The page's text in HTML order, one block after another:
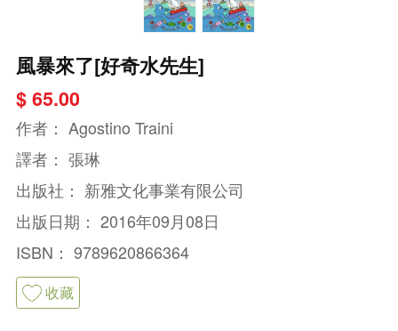
風暴來了[好奇水先生]
$ 65.00
作者： Agostino Traini
譯者： 張琳
出版社： 新雅文化事業有限公司
出版日期： 2016年09月08日
ISBN： 9789620866364
收藏